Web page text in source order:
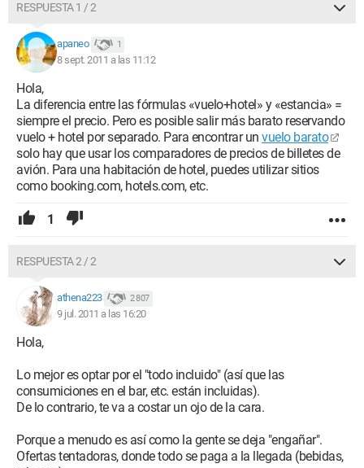
RESPUESTA 1 / 2
apaneo 1
8 sept. 2011 a las 11:12
Hola,
La diferencia entre las fórmulas «vuelo+hotel» y «estancia» =
siempre el precio. Pero es posible salir más barato reservando
vuelo + hotel por separado. Para encontrar un vuelo barato
solo hay que usar los comparadores de precios de billetes de
avión. Para una habitación de hotel, puedes utilizar sitios
como booking.com, hotels.com, etc.
1
RESPUESTA 2 / 2
athena223 2 807
9 jul. 2011 a las 16:20
Hola,
Lo mejor es optar por el "todo incluido" (así que las
consumiciones en el bar, etc. están incluidas).
De lo contrario, te va a costar un ojo de la cara.
Porque a menudo es así como la gente se deja "engañar".
Ofertas tentadoras, donde todo se paga a la llegada (bebidas,